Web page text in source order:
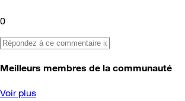
0
Meilleurs membres de la communauté
Voir plus